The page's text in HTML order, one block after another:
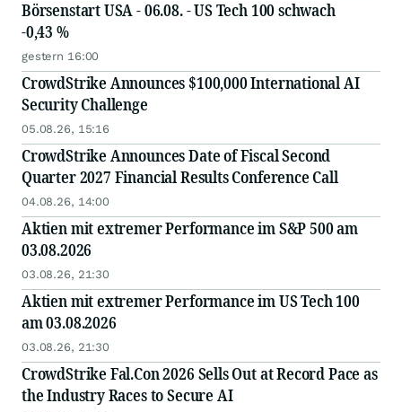
Börsenstart USA - 06.08. - US Tech 100 schwach
-0,43 %
gestern 16:00
CrowdStrike Announces $100,000 International AI
Security Challenge
05.08.26, 15:16
CrowdStrike Announces Date of Fiscal Second
Quarter 2027 Financial Results Conference Call
04.08.26, 14:00
Aktien mit extremer Performance im S&P 500 am
03.08.2026
03.08.26, 21:30
Aktien mit extremer Performance im US Tech 100
am 03.08.2026
03.08.26, 21:30
CrowdStrike Fal.Con 2026 Sells Out at Record Pace as
the Industry Races to Secure AI